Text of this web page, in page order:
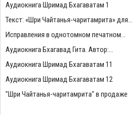
Аудиокнига Шримад Бхагаватам 1
Текст: «Шри Чайтанья-чаритамрита» для...
Исправления в однотомном печатном...
Аудиокнига Бхагавад Гита. Автор:...
Аудиокнига Шримад Бхагаватам 11
Аудиокнига Шримад Бхагаватам 12
"Шри Чайтанья-чаритамрита" в продаже